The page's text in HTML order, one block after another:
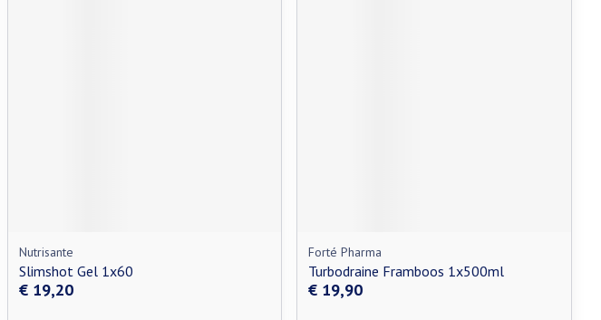
Nutrisante
Slimshot Gel 1x60
€ 19,20
Forté Pharma
Turbodraine Framboos 1x500ml
€ 19,90